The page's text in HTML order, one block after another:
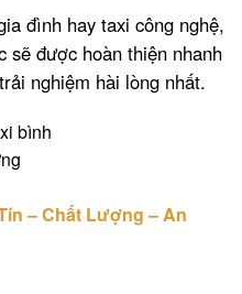
đình hay taxi công nghệ,
sẽ được hoàn thiện nhanh
nghiệm hài lòng nhất.
– Chất Lượng – An